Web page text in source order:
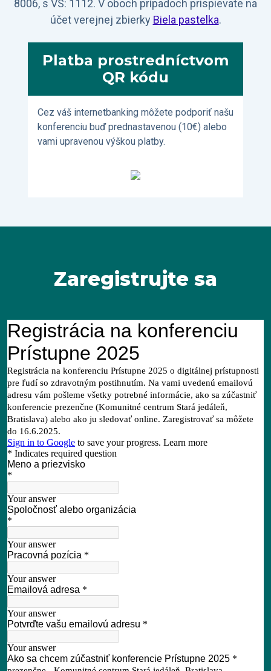
8006, s VS: 1112. V oboch prípadoch prispievate na
účet verejnej zbierky Biela pastelka.
Platba prostredníctvom
QR kódu
Cez váš internetbanking môžete podporiť našu
konferenciu buď prednastavenou (10€) alebo
vami upravenou výškou platby.
Zaregistrujte sa